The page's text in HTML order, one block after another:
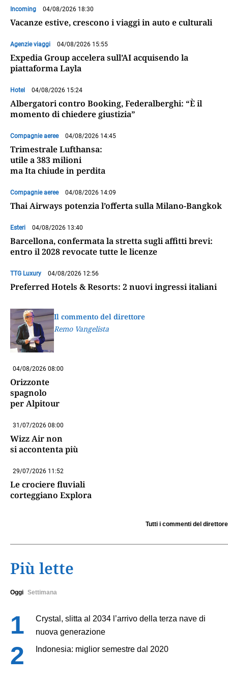
Incoming 04/08/2026 18:30
Vacanze estive, crescono i viaggi in auto e culturali
Agenzie viaggi 04/08/2026 15:55
Expedia Group accelera sull’AI acquisendo la
piattaforma Layla
Hotel 04/08/2026 15:24
Albergatori contro Booking, Federalberghi: “È il
momento di chiedere giustizia”
Compagnie aeree 04/08/2026 14:45
Trimestrale Lufthansa:
utile a 383 milioni
ma Ita chiude in perdita
Compagnie aeree 04/08/2026 14:09
Thai Airways potenzia l’offerta sulla Milano-Bangkok
Esteri 04/08/2026 13:40
Barcellona, confermata la stretta sugli affitti brevi:
entro il 2028 revocate tutte le licenze
TTG Luxury 04/08/2026 12:56
Preferred Hotels & Resorts: 2 nuovi ingressi italiani
Il commento del direttore
Remo Vangelista
04/08/2026 08:00
Orizzonte
spagnolo
per Alpitour
31/07/2026 08:00
Wizz Air non
si accontenta più
29/07/2026 11:52
Le crociere fluviali
corteggiano Explora
Tutti i commenti del direttore
Più lette
Oggi Settimana
Crystal, slitta al 2034 l’arrivo della terza nave di
nuova generazione
Indonesia: miglior semestre dal 2020